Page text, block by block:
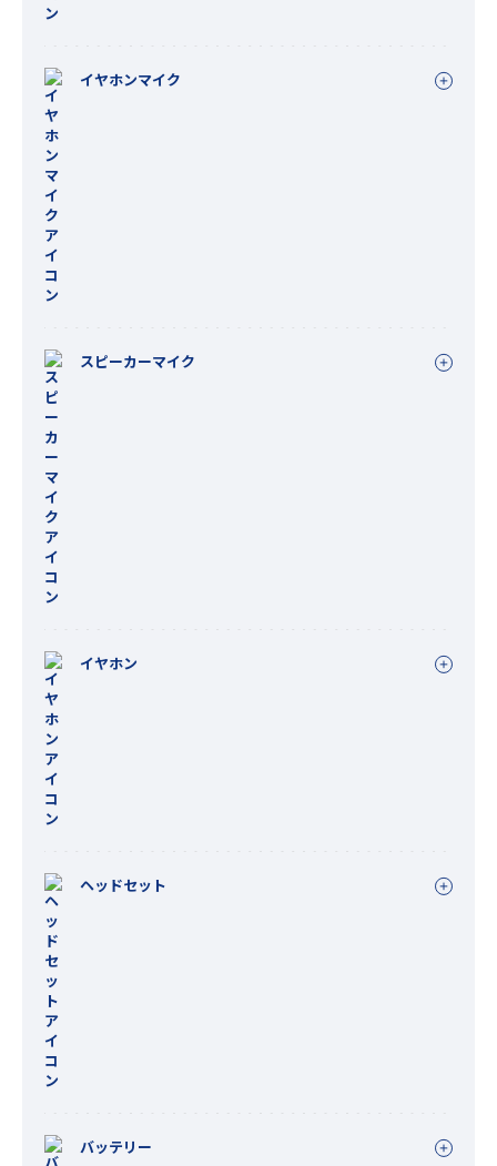
イヤホンマイク
スピーカーマイク
イヤホン
ヘッドセット
バッテリー